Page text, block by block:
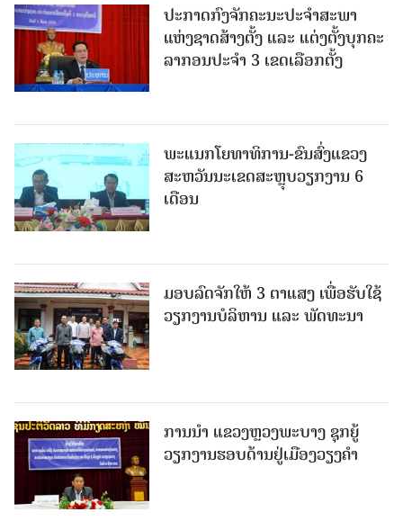
ປະກາດກົງຈັກຄະນະປະຈໍາສະພາ
ແຫ່ງຊາດສ້າງຕັ້ງ ແລະ ແຕ່ງຕັ້ງບຸກຄະ
ລາກອນປະຈໍາ 3 ເຂດເລືອກຕັ້ງ
ພະແນກໂຍທາທິການ-ຂົນສົ່ງແຂວງ
ສະຫວັນນະເຂດສະຫຼຸບວຽກງານ 6
ເດືອນ
ມອບລົດຈັກໃຫ້ 3 ຕາແສງ ເພື່ອຮັບໃຊ້
ວຽກງານບໍລິຫານ ແລະ ພັດທະນາ
ການນຳ ແຂວງຫຼວງພະບາງ ຊຸກຍູ້
ວຽກງານຮອບດ້ານຢູ່ເມືອງວຽງຄໍາ